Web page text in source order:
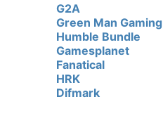
G2A
Green Man Gaming
Humble Bundle
Gamesplanet
Fanatical
HRK
Difmark